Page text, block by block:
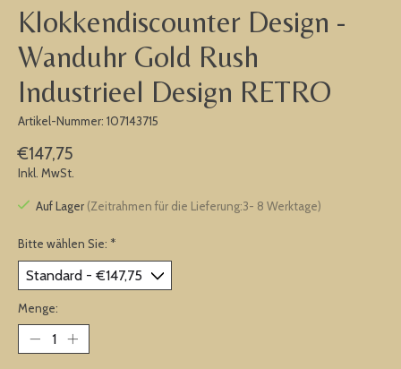
Klokkendiscounter Design -
Wanduhr Gold Rush
Industrieel Design RETRO
Artikel-Nummer: 107143715
€147,75
Inkl. MwSt.
Auf Lager (Zeitrahmen für die Lieferung:3- 8 Werktage)
Bitte wählen Sie: *
Menge: